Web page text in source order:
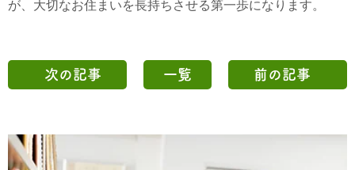
が、大切なお住まいを長持ちさせる第一歩になります。
次の記事 一覧 前の記事